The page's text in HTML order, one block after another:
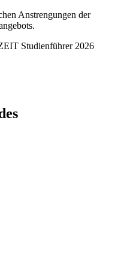
Anstrengungen der
Studienführer 2026